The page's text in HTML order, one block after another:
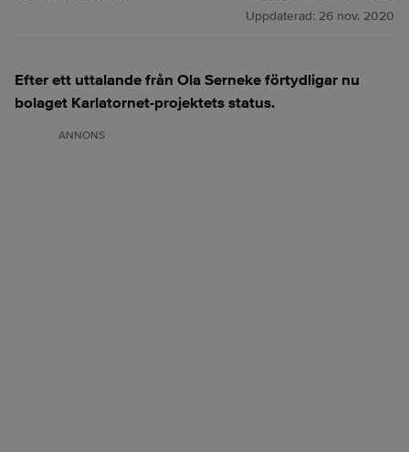
Uppdaterad: 26 nov. 2020
Efter ett uttalande från Ola Serneke förtydligar nu
bolaget Karlatornet-projektets status.
ANNONS